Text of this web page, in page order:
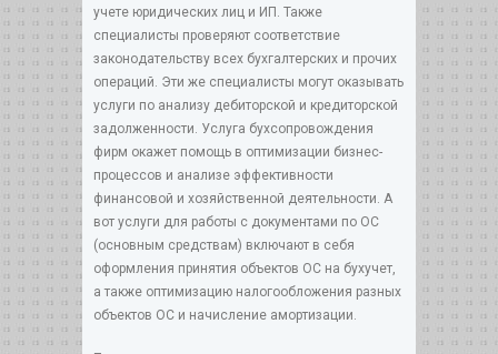
учете юридических лиц и ИП. Также
специалисты проверяют соответствие
законодательству всех бухгалтерских и прочих
операций. Эти же специалисты могут оказывать
услуги по анализу дебиторской и кредиторской
задолженности. Услуга бухсопровождения
фирм окажет помощь в оптимизации бизнес-
процессов и анализе эффективности
финансовой и хозяйственной деятельности. А
вот услуги для работы с документами по ОС
(основным средствам) включают в себя
оформления принятия объектов ОС на бухучет,
а также оптимизацию налогообложения разных
объектов ОС и начисление амортизации.